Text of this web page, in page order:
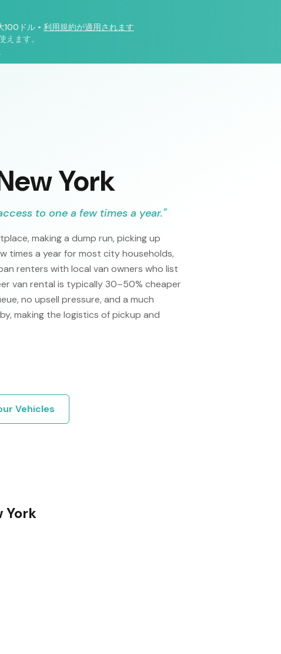
100ドル • 利用規約が適用されます
ます。
York
to one a few times a year."
making a dump run, picking up
times a year for most city households,
renters with local van owners who list
van rental is typically 30–50% cheaper
no upsell pressure, and a much
making the logistics of pickup and
Vehicles
York